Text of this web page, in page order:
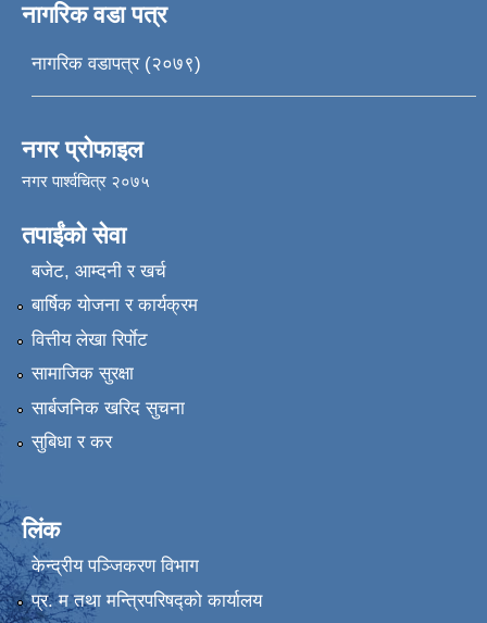
नागरिक वडा पत्र
नागरिक वडापत्र (२०७९)
नगर प्रोफाइल
नगर पार्श्वचित्र २०७५
तपाईंको सेवा
बजेट, आम्दनी र खर्च
बार्षिक योजना र कार्यक्रम
वित्तीय लेखा रिर्पाेट
सामाजिक सुरक्षा
सार्बजनिक खरिद सुचना
सुबिधा र कर
लिंक
केन्द्रीय पञ्जिकरण विभाग
प्र. म तथा मन्त्रिपरिषद्को कार्यालय